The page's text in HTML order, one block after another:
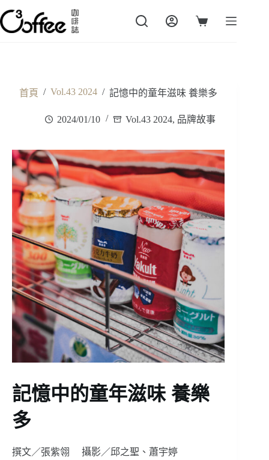
跳
至
主
購
首頁 / Vol.43 2024 / 記憶中的童年滋味 養樂多
2024/01/10 Vol.43 2024, 品牌故事
記憶中的童年滋味 養樂
多
撰文／張紫翎 攝影／邱之聖、蕭宇婷